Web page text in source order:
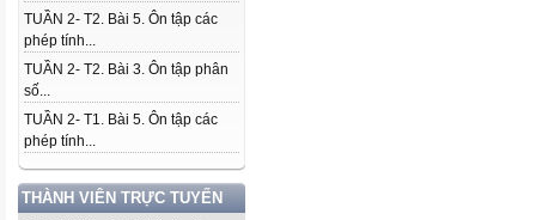
TUẦN 2- T2. Bài 5. Ôn tập các
phép tính...
TUẦN 2- T2. Bài 3. Ôn tập phân
số...
TUẦN 2- T1. Bài 5. Ôn tập các
phép tính...
THÀNH VIÊN TRỰC TUYẾN